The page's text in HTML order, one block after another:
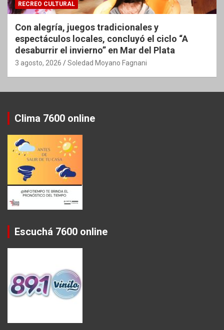
RECREO CULTURAL
Con alegría, juegos tradicionales y
espectáculos locales, concluyó el ciclo “A
desaburrir el invierno” en Mar del Plata
3 agosto, 2026 Soledad Moyano Fagnani
Clima 7600 online
Escuchá 7600 online